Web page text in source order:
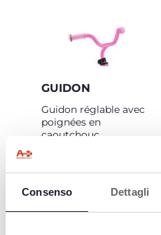
Consenso Dettagli
GUIDON
Guidon réglable avec
poignées en
caoutchouc.